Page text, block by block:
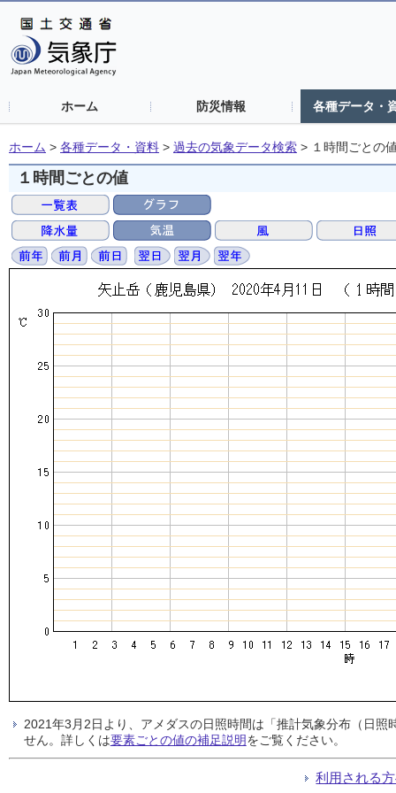
ホーム 防災情報 各種データ・
ホーム > 各種データ・資料 > 過去の気象データ検索 > １時間ごとの
１時間ごとの値
2021年3月2日より、アメダスの日照時間は「推計気象分布（日
せん。詳しくは要素ごとの値の補足説明をご覧ください。
利用される